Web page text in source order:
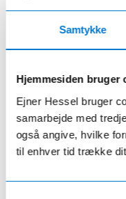
Samtykke
Hjemmesiden bruger
Ejner Hessel bruger
samarbejde med
også angive, hvilke
til enhver tid trække
Hvad er forskellen på
Hvor langt kan Renault
Hvilke motorer fås